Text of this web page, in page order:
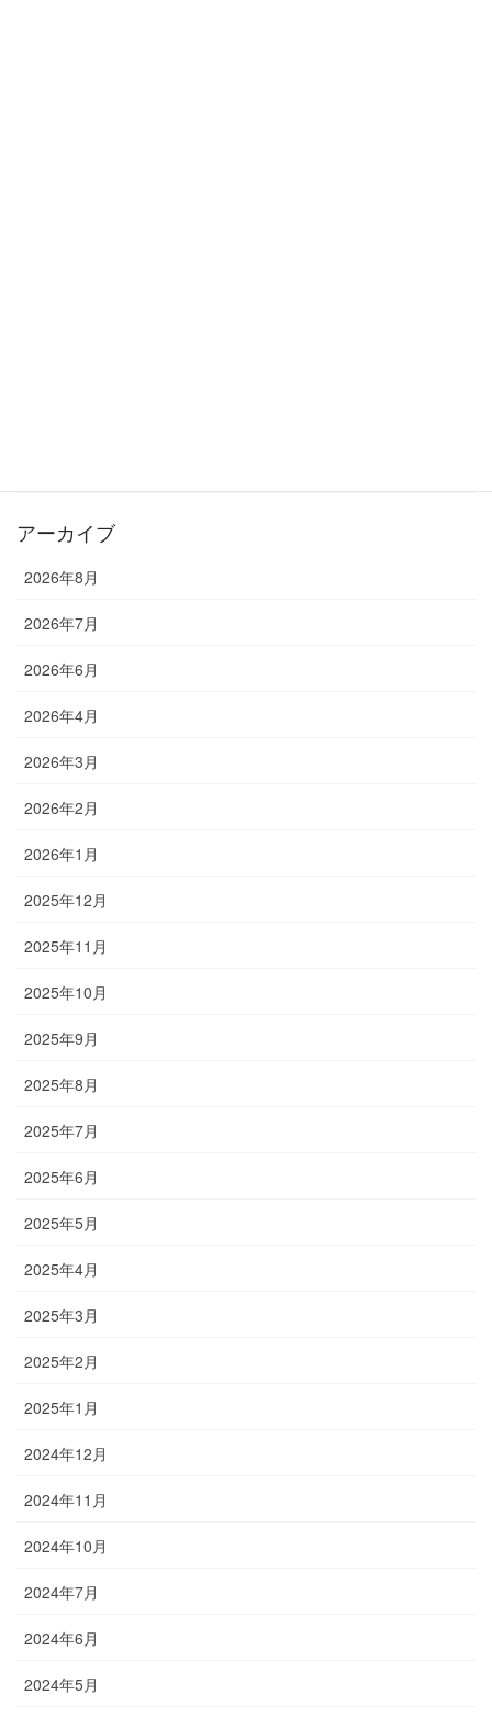
アーカイブ
2026年8月
2026年7月
2026年6月
2026年4月
2026年3月
2026年2月
2026年1月
2025年12月
2025年11月
2025年10月
2025年9月
2025年8月
2025年7月
2025年6月
2025年5月
2025年4月
2025年3月
2025年2月
2025年1月
2024年12月
2024年11月
2024年10月
2024年7月
2024年6月
2024年5月